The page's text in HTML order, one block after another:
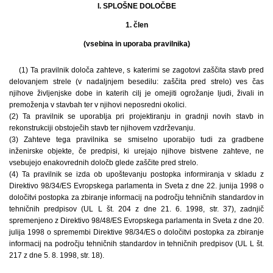
I. SPLOŠNE DOLOČBE
1. člen
(vsebina in uporaba pravilnika)
(1) Ta pravilnik določa zahteve, s katerimi se zagotovi zaščita stavb pred
delovanjem strele (v nadaljnjem besedilu: zaščita pred strelo) ves čas
njihove življenjske dobe in katerih cilj je omejiti ogrožanje ljudi, živali in
premoženja v stavbah ter v njihovi neposredni okolici.
(2) Ta pravilnik se uporablja pri projektiranju in gradnji novih stavb in
rekonstrukciji obstoječih stavb ter njihovem vzdrževanju.
(3) Zahteve tega pravilnika se smiselno uporabijo tudi za gradbene
inženirske objekte, če predpisi, ki urejajo njihove bistvene zahteve, ne
vsebujejo enakovrednih določb glede zaščite pred strelo.
(4) Ta pravilnik se izda ob upoštevanju postopka informiranja v skladu z
Direktivo 98/34/ES Evropskega parlamenta in Sveta z dne 22. junija 1998 o
določitvi postopka za zbiranje informacij na področju tehničnih standardov in
tehničnih predpisov (UL L št. 204 z dne 21. 6. 1998, str. 37), zadnjič
spremenjeno z Direktivo 98/48/ES Evropskega parlamenta in Sveta z dne 20.
julija 1998 o spremembi Direktive 98/34/ES o določitvi postopka za zbiranje
informacij na področju tehničnih standardov in tehničnih predpisov (UL L št.
217 z dne 5. 8. 1998, str. 18).